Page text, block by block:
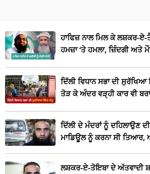
ਹਾਫਿਜ਼ ਨਾਲ ਮਿਲ ਕੇ ਲਸ਼ਕਰ-
ਹਮਜ਼ਾ ‘ਤੇ ਹਮਲਾ, ਜ਼ਿੰਦਗੀ ਅਤੇ
ਦਿੱਲੀ ਵਿਧਾਨ ਸਭਾ ਦੀ
ਤੋੜ ਕੇ ਅੰਦਰ ਵੜ੍ਹੀ ਕਾਰ ਵੀ
ਦਿੱਲੀ ਦੇ ਮੰਦਰਾਂ ਨੂੰ ਦਹਿਲਾਉਣ
ਮਾਡਿਊਲ ਨੂੰ ਕਰਨਾ ਸੀ ਤਿਆਰ,
ਲਸ਼ਕਰ-ਏ-ਤੋਇਬਾ ਦੇ ਅੱਤਵਾਦੀ